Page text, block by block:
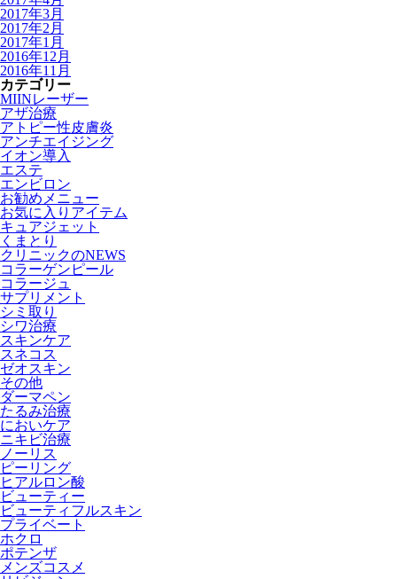
2017年3月
2017年2月
2017年1月
2016年12月
2016年11月
カテゴリー
MIINレーザー
アザ治療
アトピー性皮膚炎
アンチエイジング
イオン導入
エステ
エンビロン
お勧めメニュー
お気に入りアイテム
キュアジェット
くまとり
クリニックのNEWS
コラーゲンピール
コラージュ
サプリメント
シミ取り
シワ治療
スキンケア
スネコス
ゼオスキン
その他
ダーマペン
たるみ治療
においケア
ニキビ治療
ノーリス
ピーリング
ヒアルロン酸
ビューティー
ビューティフルスキン
プライベート
ホクロ
ポテンザ
メンズコスメ